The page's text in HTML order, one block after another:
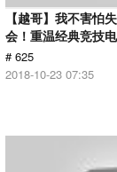
【越哥】我不害怕
会！重温经典竞技
# 625
2018-10-23 07:35